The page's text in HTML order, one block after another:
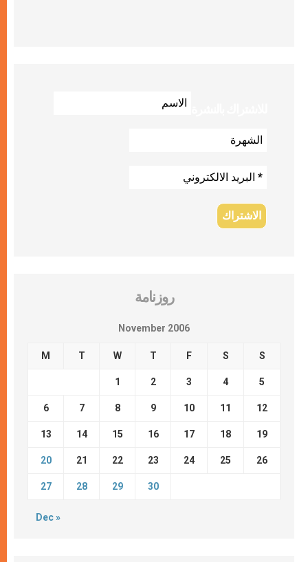
روزنامة
November 2006
M T W T F S S
1 2 3 4 5
6 7 8 9 10 11 12
13 14 15 16 17 18 19
20 21 22 23 24 25 26
27 28 29 30
Dec »